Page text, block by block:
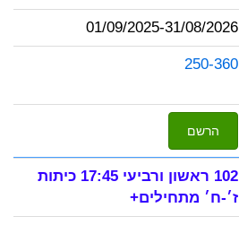
01/09/2025-31/08/2026
250-360
הרשם
102 ראשון ורביעי 17:45 כיתות
ז׳-ח׳ מתחילים+